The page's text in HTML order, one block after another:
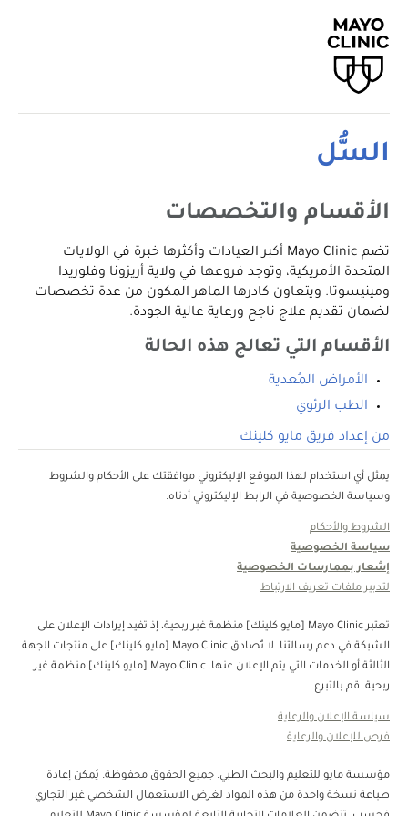
السُّل
الأقسام والتخصصات
تضم Mayo Clinic أكبر العيادات وأكثرها خبرة في الولايات
المتحدة الأمريكية، وتوجد فروعها في ولاية أريزونا وفلوريدا
ومينيسوتا. ويتعاون كادرها الماهر المكون من عدة تخصصات
لضمان تقديم علاج ناجح ورعاية عالية الجودة.
الأقسام التي تعالج هذه الحالة
الأمراض المُعدية
الطب الرئوي
من إعداد فريق مايو كلينك
يمثل أي استخدام لهذا الموقع الإليكتروني موافقتك على الأحكام والشروط
وسياسة الخصوصية في الرابط الإليكتروني أدناه.
الشروط والأحكام
سياسة الخصوصية
إشعار بممارسات الخصوصية
لتدبير ملفات تعريف الارتباط
تعتبر Mayo Clinic [مايو كلينك] منظمة غبر ربحية، إذ تفيد إيرادات الإعلان على
الشبكة في دعم رسالتنا. لا تُصادق Mayo Clinic [مايو كلينك] على منتجات الجهة
الثالثة أو الخدمات التي يتم الإعلان عنها. Mayo Clinic [مايو كلينك] منظمة غير
ربحية. قم بالتبرع.
سياسة الإعلان والرعاية
فرص للإعلان والرعاية
مؤسسة مايو للتعليم والبحث الطبي. جميع الحقوق محفوظة. يُمكن إعادة
طباعة نسخة واحدة من هذه المواد لغرض الاستعمال الشخصي غير التجاري